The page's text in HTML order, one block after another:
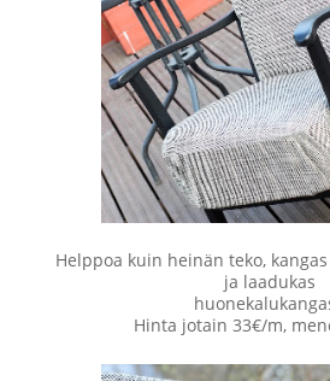
Helppoa kuin heinän teko,
ja laadukas
Hinta jotain 33€/m,